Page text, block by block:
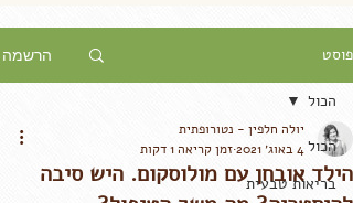
פוסט הרשמה
הכול
בריאות טבעית
הכול
הילד אובחן עם מולוסקום. היש סיבה
יולה חלפין - נטורופתית
4 באוג׳ 2021
זמן קריאה 1 דקות